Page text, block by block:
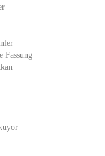
Fassung